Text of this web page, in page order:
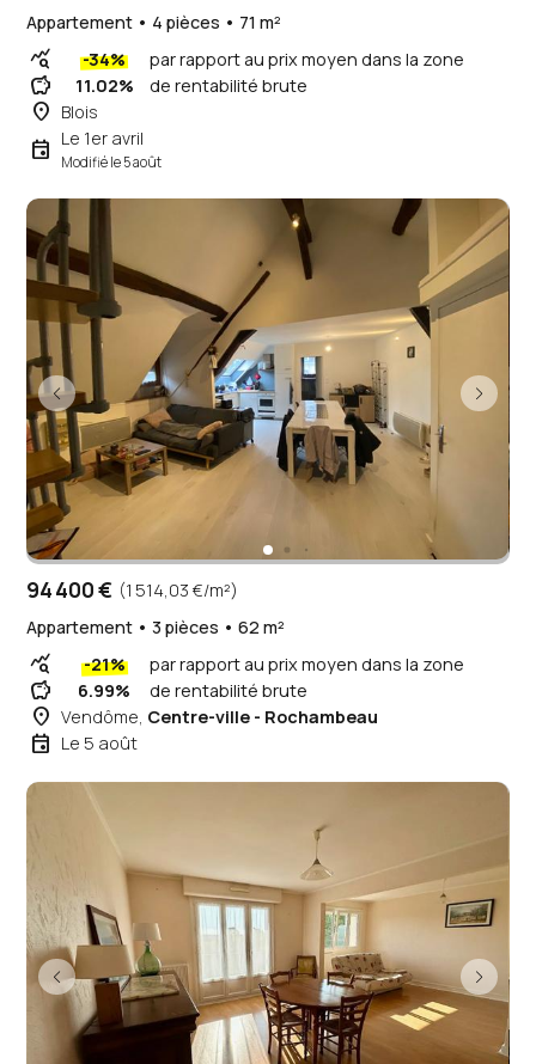
Appartement • 4 pièces • 71 m²
query_stats -34% par rapport au prix moyen dans la zone
savings 11.02% de rentabilité brute
place Blois
event Le 1er avril
Modifié le 5 août
94 400 € (1 514,03 €/m²)
Appartement • 3 pièces • 62 m²
query_stats -21% par rapport au prix moyen dans la zone
savings 6.99% de rentabilité brute
place Vendôme, Centre-ville - Rochambeau
event Le 5 août